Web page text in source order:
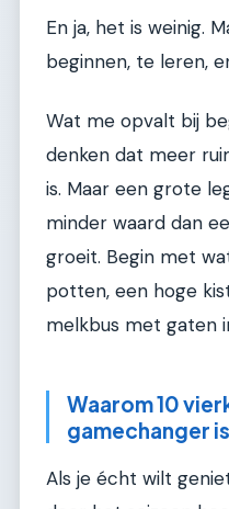
En ja, het is weinig.
beginnen, te leren,
Wat me opvalt bij
denken dat meer
is. Maar een grote
minder waard dan
groeit. Begin met
potten, een hoge
melkbus met gaten
Waarom 10
gamechanger is
Als je écht wilt